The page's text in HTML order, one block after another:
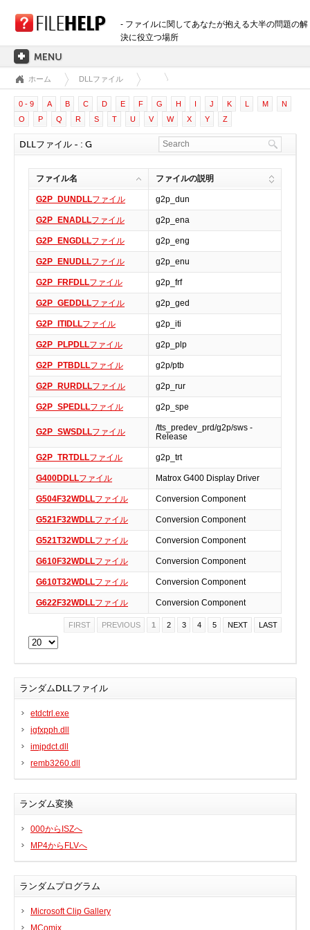
- ファイルに関してあなたが抱える大半の問題の解
決に役立つ場所
ホーム
拡張子のカテゴリー
3D画像ファイル
音声ファイル
CADファイル
圧縮ファイル
データファイル
データベースファイル
開発用ファイル
ディスクイメージファイル
暗号化されたファイル
実行ファイル
フォントファイル
ページレイアウトファイル
その他のファイル
プラグインファイル
プラグインファイル
設定ファイル
表計算ファイル
システムファイル
ベクトル画像ファイル
動画ファイル
インターネットファイル
ドライバのカテゴリー
BIOS
デジタルカメラ、インターネット
DVD /ブルーレイ・プレーヤー
ファームウェア
グラフィックカード
ジョイスティック、ゲームパッド
キーボード＆マウス
携帯電話
モデム
マザーボード
ネットワークアダプタ
他のドライバやツール
ホーム DLLファイル
0 - 9 A B C D E F G H I J K L M
N
O
P Q R S T U V W X Y Z
DLLファイル - : G
ファイル名 ファイルの説明
G2P_DUNDLLファイル g2p_dun
G2P_ENADLLファイル g2p_ena
G2P_ENGDLLファイル g2p_eng
G2P_ENUDLLファイル g2p_enu
G2P_FRFDLLファイル g2p_frf
G2P_GEDDLLファイル g2p_ged
G2P_ITIDLLファイル g2p_iti
G2P_PLPDLLファイル g2p_plp
G2P_PTBDLLファイル g2p/ptb
G2P_RURDLLファイル g2p_rur
G2P_SPEDLLファイル g2p_spe
G2P_SWSDLLファイル
/tts_predev_prd/g2p/sws -
Release
G2P_TRTDLLファイル g2p_trt
G400DDLLファイル Matrox G400 Display Driver
G504F32WDLLファイル Conversion Component
G521F32WDLLファイル Conversion Component
G521T32WDLLファイル Conversion Component
G610F32WDLLファイル Conversion Component
G610T32WDLLファイル Conversion Component
G622F32WDLLファイル Conversion Component
FIRST PREVIOUS 1 2 3 4 5 NEXT LAST
ランダムDLLファイル
etdctrl.exe
igfxpph.dll
imjpdct.dll
remb3260.dll
ランダム変換
000からISZへ
MP4からFLVへ
ランダムプログラム
Microsoft Clip Gallery
MComix